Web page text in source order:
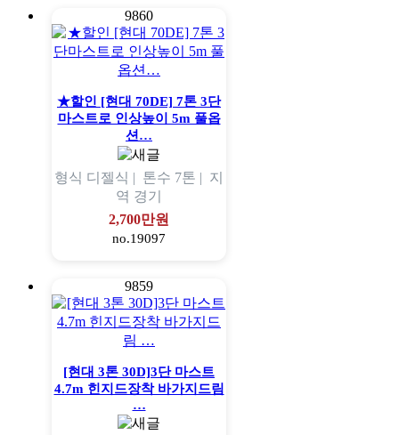
9860
★할인 [현대 70DE] 7톤 3단
마스트로 인상높이 5m 풀옵
션…
형식 디젤식 | 톤수 7톤 | 지
역 경기
2,700만원
no.19097
9859
[현대 3톤 30D]3단 마스트
4.7m 힌지드장착 바가지드림
…